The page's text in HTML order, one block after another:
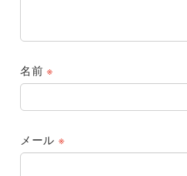
名前※
メール ※